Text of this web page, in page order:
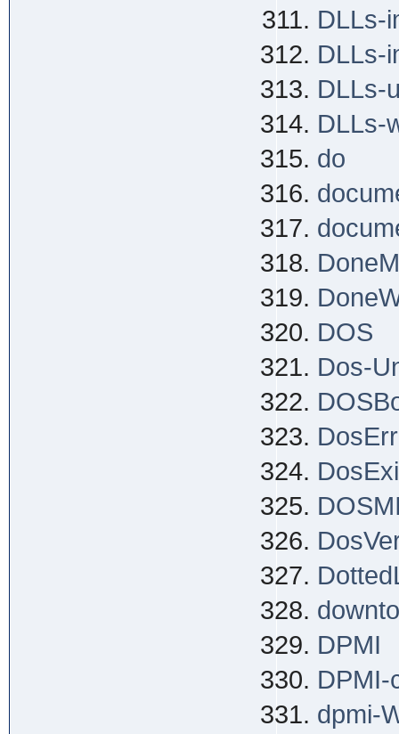
DLLs-
DLLs-
DLLs-
DLLs-
do
DOS
Dos-
downto
DPMI
DPMI-
dpmi-